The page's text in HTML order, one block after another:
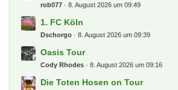
rob077 8. August 2026 um 09:49
1. FC Köln
Dschorgo 8. August 2026 um 09:39
Oasis Tour
Cody Rhodes 8. August 2026 um 09:16
Die Toten Hosen on Tour